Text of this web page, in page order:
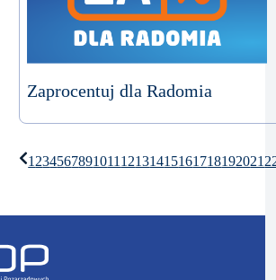
Zaprocentuj dla Radomia
1 234567891011 12131415161718192021